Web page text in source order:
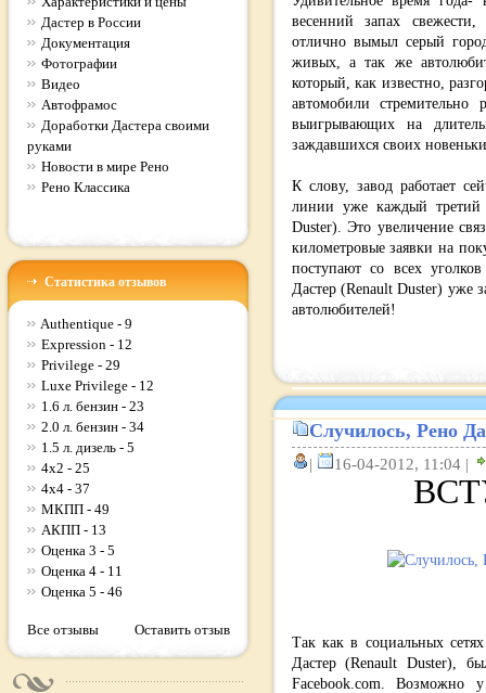
Дастер в России
Документация
Фотографии
Видео
Автофрамос
Доработки Дастера своими
руками
Новости в мире Рено
Рено Классика
Статистика отзывов
Authentique - 9
Expression - 12
Privilege - 29
Luxe Privilege - 12
1.6 л. бензин - 23
2.0 л. бензин - 34
1.5 л. дизель - 5
4x2 - 25
4x4 - 37
МКПП - 49
АКПП - 13
Оценка 3 - 5
Оценка 4 - 11
Оценка 5 - 46
Все отзывы Оставить отзыв
весенний запах
отлично вымыл серый
живых, а так же
который, как известно,
автомобили
выигрывающих на
заждавшихся своих
К слову, завод работает
линии уже каждый третий
Duster). Это увеличение
километровые заявки на
поступают со всех
Дастер (Renault Duster) уже
автолюбителей!
Случилось, Рено
| 16-04-2012, 11:04 |
Так как в социальных
Дастер (Renault Duster),
Facebook.com. Возможно